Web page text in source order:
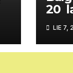
20
LIE 7,